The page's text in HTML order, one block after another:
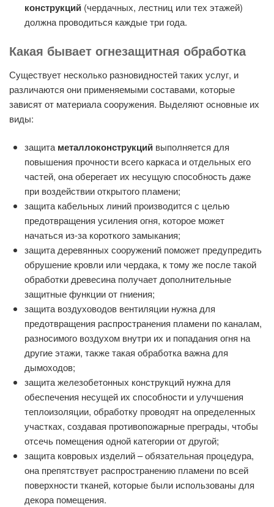
конструкций (чердачных, лестниц или тех этажей)
должна проводиться каждые три года.
Какая бывает огнезащитная обработка
Существует несколько разновидностей таких услуг, и
различаются они применяемыми составами, которые
зависят от материала сооружения. Выделяют основные их
виды:
защита металлоконструкций выполняется для
повышения прочности всего каркаса и отдельных его
частей, она оберегает их несущую способность даже
при воздействии открытого пламени;
защита кабельных линий производится с целью
предотвращения усиления огня, которое может
начаться из-за короткого замыкания;
защита деревянных сооружений поможет предупредить
обрушение кровли или чердака, к тому же после такой
обработки древесина получает дополнительные
защитные функции от гниения;
защита воздуховодов вентиляции нужна для
предотвращения распространения пламени по каналам,
разносимого воздухом внутри их и попадания огня на
другие этажи, также такая обработка важна для
дымоходов;
защита железобетонных конструкций нужна для
обеспечения несущей их способности и улучшения
теплоизоляции, обработку проводят на определенных
участках, создавая противопожарные преграды, чтобы
отсечь помещения одной категории от другой;
защита ковровых изделий – обязательная процедура,
она препятствует распространению пламени по всей
поверхности тканей, которые были использованы для
декора помещения.